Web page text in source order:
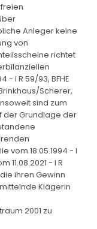
Anleger keine
von
richtet
- I R 59/93, BFHE
Scherer,
sind zum
der Grundlage der
vom 18.05.1994 - I
11.08.2021 - I R
ihren Gewinn
Klägerin
2001 zu